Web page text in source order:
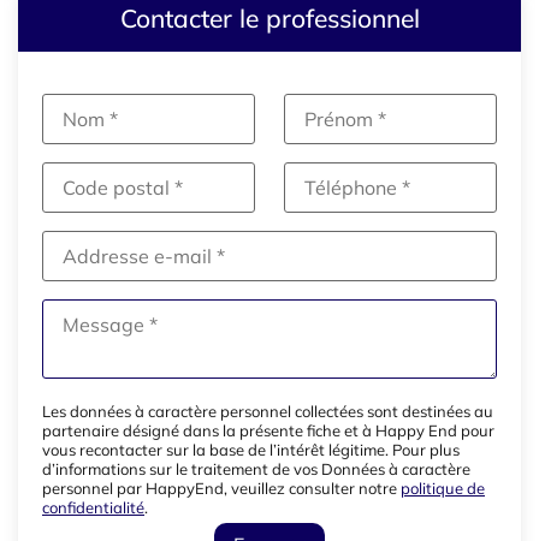
Contacter le professionnel
Les données à caractère personnel collectées sont destinées au
partenaire désigné dans la présente fiche et à Happy End pour
vous recontacter sur la base de l’intérêt légitime. Pour plus
d’informations sur le traitement de vos Données à caractère
personnel par HappyEnd, veuillez consulter notre politique de
confidentialité.